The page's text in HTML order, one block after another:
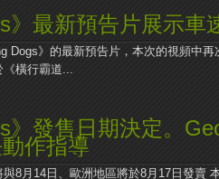
》最新預告片展示車
Dogs》的最新預告片，本次的視頻中
《橫行霸道...
》發售日期決定。
作指導
8月14日、歐洲地區將於8月17日發賣